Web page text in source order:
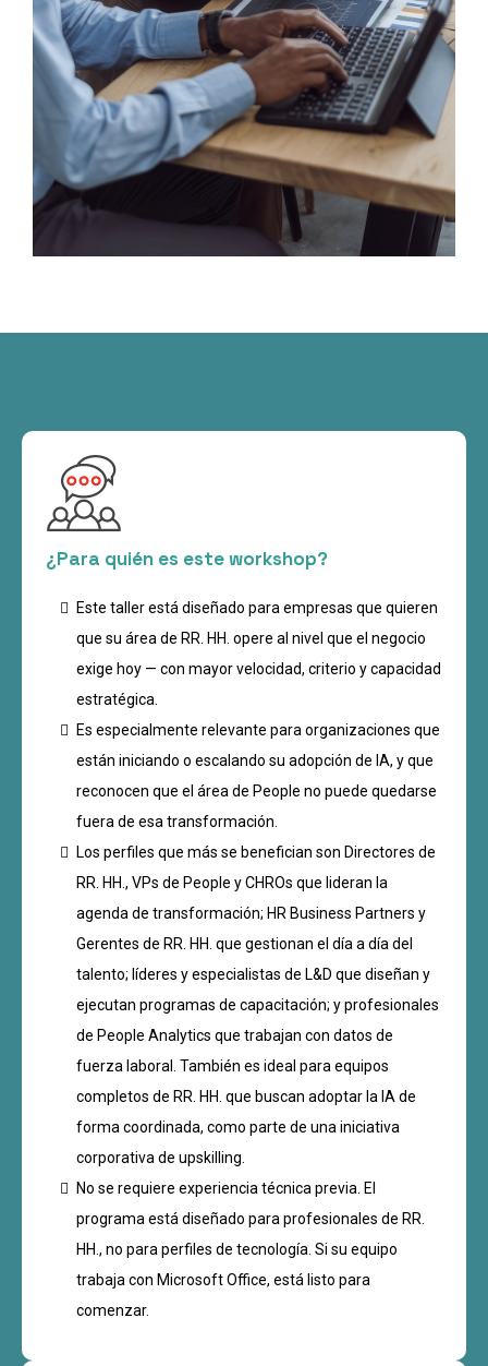
¿Para quién es este workshop?
Este taller está diseñado para empresas que quieren
que su área de RR. HH. opere al nivel que el negocio
exige hoy — con mayor velocidad, criterio y capacidad
estratégica.
Es especialmente relevante para organizaciones que
están iniciando o escalando su adopción de IA, y que
reconocen que el área de People no puede quedarse
fuera de esa transformación.
Los perfiles que más se benefician son Directores de
RR. HH., VPs de People y CHROs que lideran la
agenda de transformación; HR Business Partners y
Gerentes de RR. HH. que gestionan el día a día del
talento; líderes y especialistas de L&D que diseñan y
ejecutan programas de capacitación; y profesionales
de People Analytics que trabajan con datos de
fuerza laboral. También es ideal para equipos
completos de RR. HH. que buscan adoptar la IA de
forma coordinada, como parte de una iniciativa
corporativa de upskilling.
No se requiere experiencia técnica previa. El
programa está diseñado para profesionales de RR.
HH., no para perfiles de tecnología. Si su equipo
trabaja con Microsoft Office, está listo para
comenzar.